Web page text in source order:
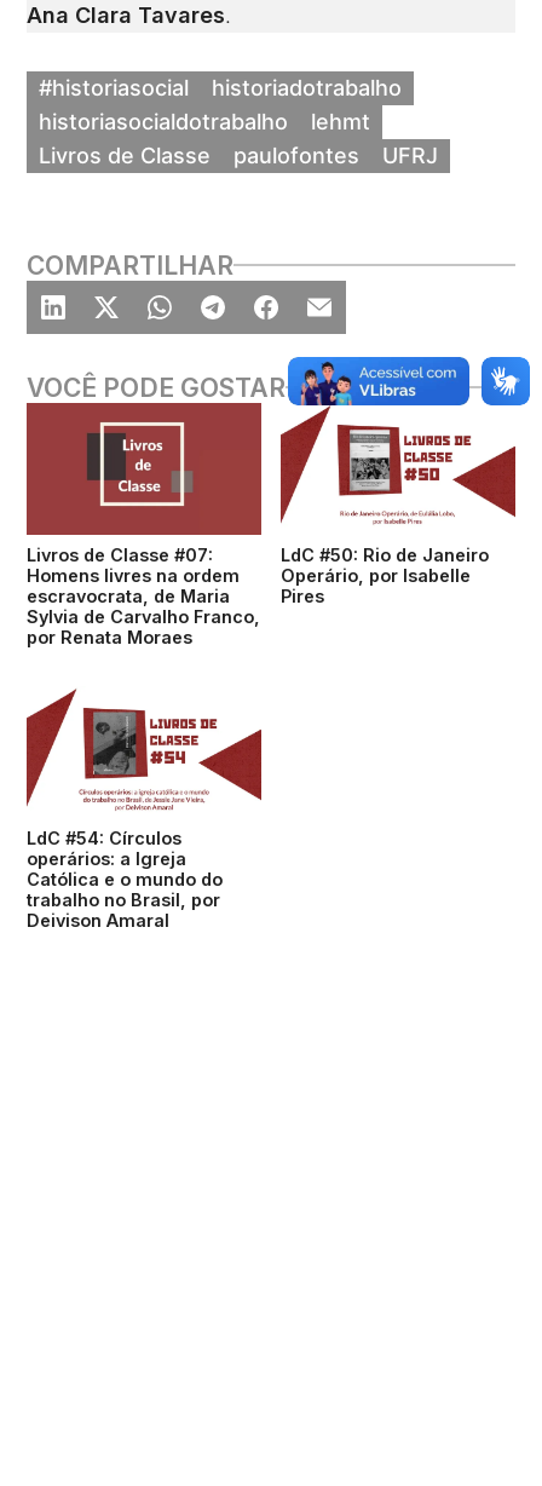
Ana Clara Tavares.
#historiasocial
historiadotrabalho
historiasocialdotrabalho
lehmt
Livros de Classe
paulofontes UFRJ
COMPARTILHAR
VOCÊ PODE GOSTAR
Livros de Classe #07:
Homens livres na ordem
escravocrata, de Maria
Sylvia de Carvalho Franco,
por Renata Moraes
LdC #50: Rio de Janeiro
Operário, por Isabelle
Pires
LdC #54: Círculos
operários: a Igreja
Católica e o mundo do
trabalho no Brasil, por
Deivison Amaral